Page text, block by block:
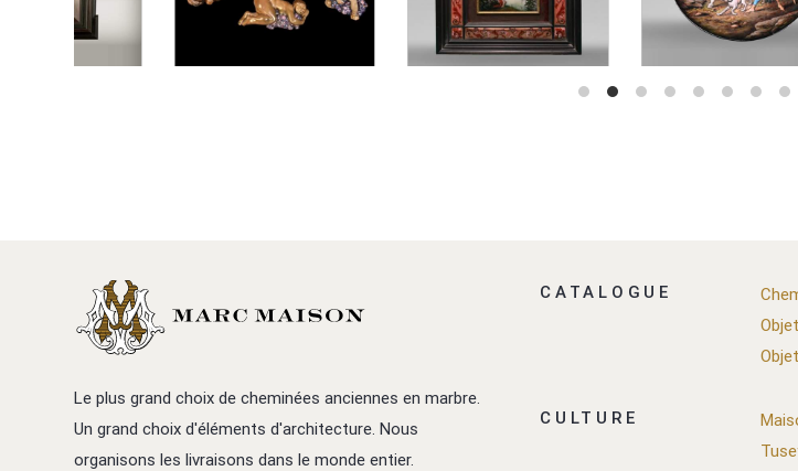
Le plus grand choix de cheminées anciennes en marbre.
Un grand choix d'éléments d'architecture. Nous
organisons les livraisons dans le monde entier.
CATALOGUE
CULTURE